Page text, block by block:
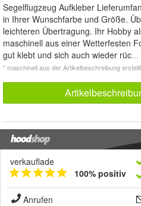
Segelflugzeug Aufkleber
in Ihrer Wunschfarbe und Größe.
leichteren Übertragung. Ihr Hobby
maschinell aus einer Wetterfesten
gut klebt und sich auch wieder rüc
* maschinell aus der Artikelbeschreibung erstellt
verkauflade
100% positiv
Anrufen